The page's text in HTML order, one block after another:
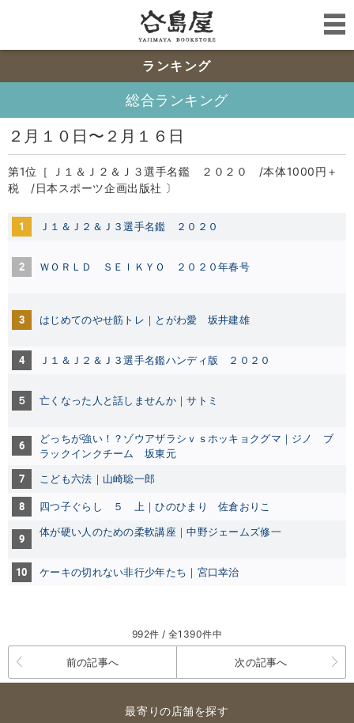
ランキング
総合ランキング
２月１０日〜２月１６日
第1位［ Ｊ１＆Ｊ２＆Ｊ３選手名鑑 ２０２０ /本体1000円＋
税 /日本スポーツ企画出版社 〕
1 Ｊ１＆Ｊ２＆Ｊ３選手名鑑 ２０２０
2 ＷＯＲＬＤ ＳＥＩＫＹＯ ２０２０年春号
3 はじめてのやせ筋トレ｜とがわ愛 坂井建雄
4 Ｊ１＆Ｊ２＆Ｊ３選手名鑑ハンディ版 ２０２０
５ 亡くなった人と話しませんか｜サトミ
6
どっちが強い！？ゾウアザラシｖｓホッキョクグマ｜ジノ ブ
ラックインクチーム 坂東元
7 こども六法｜山崎聡一郎
8 四つ子ぐらし ５ 上｜ひのひまり 佐倉おりこ
9 体が硬い人のための柔軟講座｜中野ジェームズ修一
10 ケーキの切れない非行少年たち｜宮口幸治
992件 / 全1390件中
前の記事へ 次の記事へ
最寄りの店舗を探す